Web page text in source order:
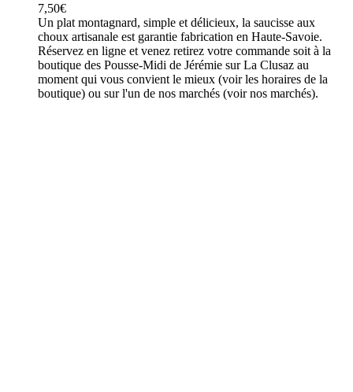
7,50€
Un plat montagnard, simple et délicieux, la saucisse aux
choux artisanale est garantie fabrication en Haute-Savoie.
Réservez en ligne et venez retirez votre commande soit à la
boutique des Pousse-Midi de Jérémie sur La Clusaz au
moment qui vous convient le mieux (voir les horaires de la
boutique) ou sur l'un de nos marchés (voir nos marchés).